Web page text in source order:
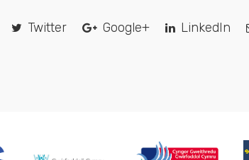
Twitter Google+ LinkedIn